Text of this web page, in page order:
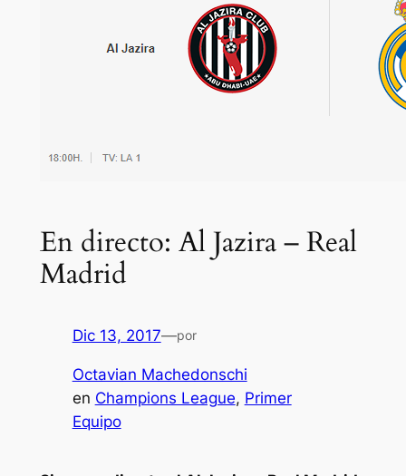
En directo: Al Jazira – Real
Madrid
Dic 13, 2017—por
Octavian Machedonschi
en Champions League, Primer
Equipo